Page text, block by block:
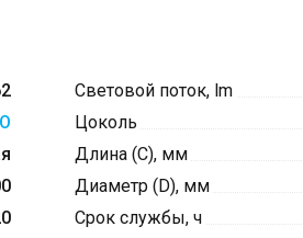
Световой поток, lm
Цоколь
Длина (C), мм
Диаметр (D), мм
Срок службы, ч